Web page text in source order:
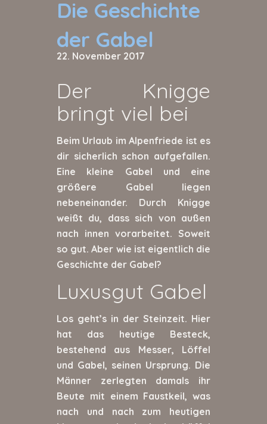
Die Geschichte
der Gabel
22. November 2017
Der Knigge
bringt viel bei
Beim Urlaub im Alpenfriede ist es
dir sicherlich schon aufgefallen.
Eine kleine Gabel und eine
größere Gabel liegen
nebeneinander. Durch Knigge
weißt du, dass sich von außen
nach innen vorarbeitet. Soweit
so gut. Aber wie ist eigentlich die
Geschichte der Gabel?
Luxusgut Gabel
Los geht’s in der Steinzeit. Hier
hat das heutige Besteck,
bestehend aus Messer, Löffel
und Gabel, seinen Ursprung. Die
Männer zerlegten damals ihr
Beute mit einem Faustkeil, was
nach und nach zum heutigen